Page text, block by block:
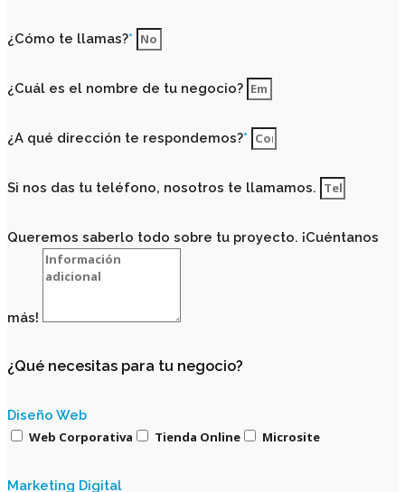
¿Cómo te llamas?*
¿Cuál es el nombre de tu negocio?
¿A qué dirección te respondemos?*
Si nos das tu teléfono, nosotros te llamamos.
Queremos saberlo todo sobre tu proyecto. ¡Cuéntanos
más!
¿Qué necesitas para tu negocio?
Diseño Web
Web Corporativa Tienda Online Microsite
Marketing Digital